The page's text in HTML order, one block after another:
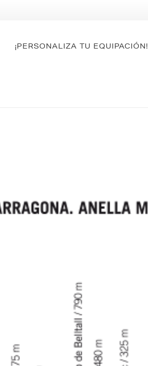
¡PERSONALIZA TU EQUIPACIÓN!